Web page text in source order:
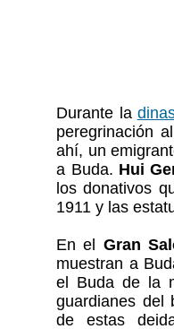
Durante la
peregrinación
ahí, un
a Buda. Hui
los donativos
1911 y las
En el Gran
muestran a
el Buda de la
guardianes del
de estas